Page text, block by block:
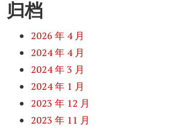
归档
2026 年 4 月
2024 年 4 月
2024 年 3 月
2024 年 1 月
2023 年 12 月
2023 年 11 月